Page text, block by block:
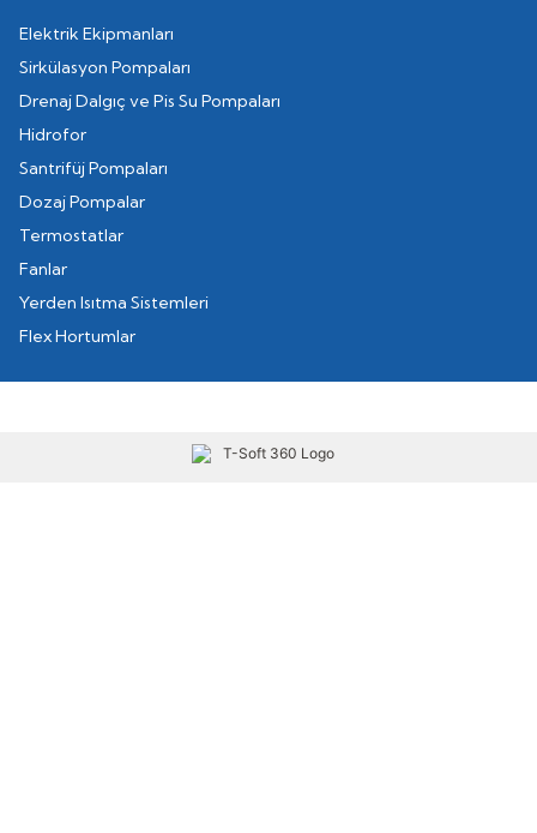
Elektrik Ekipmanları
Sirkülasyon Pompaları
Drenaj Dalgıç ve Pis Su Pompaları
Hidrofor
Santrifüj Pompaları
Dozaj Pompalar
Termostatlar
Fanlar
Yerden Isıtma Sistemleri
Flex Hortumlar